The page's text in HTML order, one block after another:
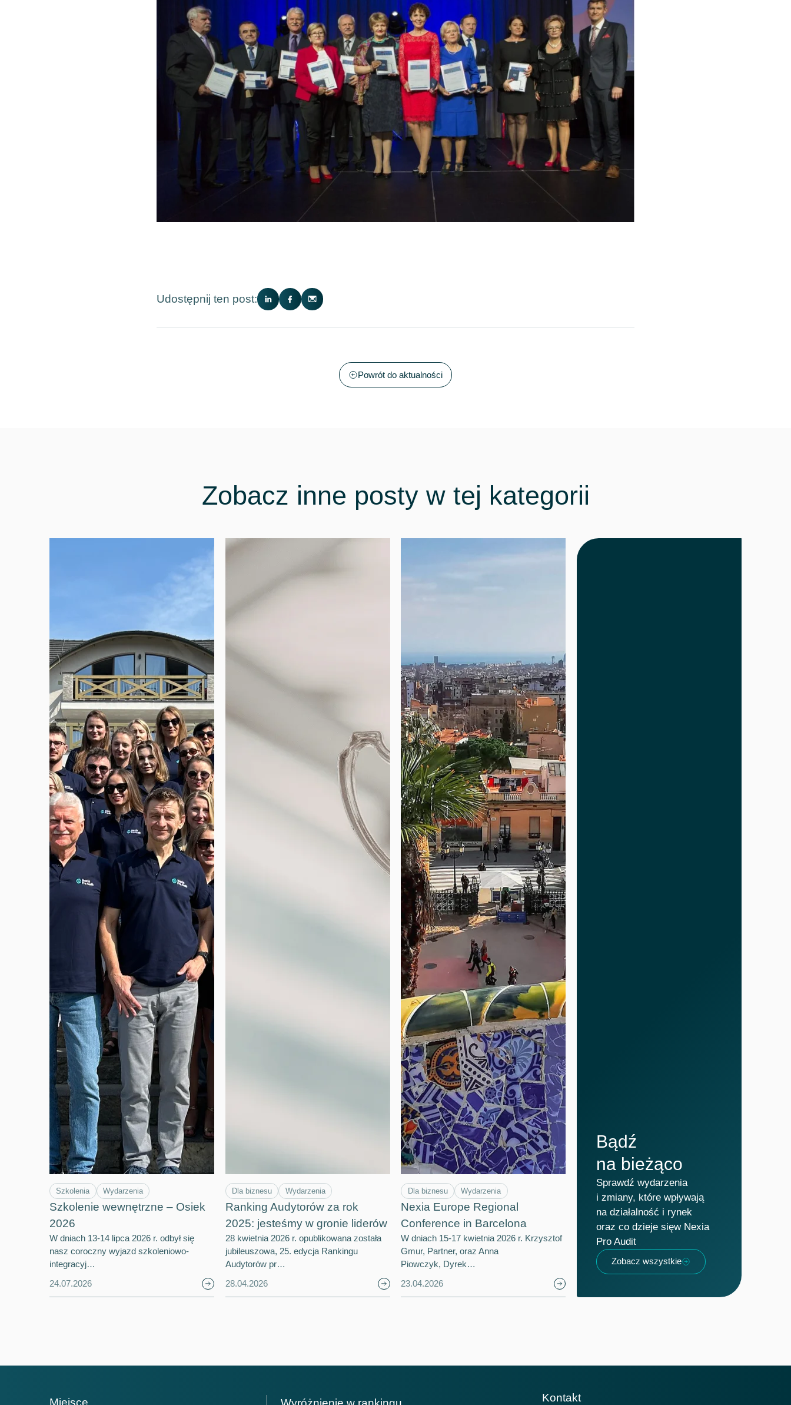
Udostępnij ten post:
Powrót do aktualności
Zobacz inne posty w tej kategorii
Szkolenia Wydarzenia
Szkolenie wewnętrzne – Osiek
2026
W dniach 13-14 lipca 2026 r. odbył się
nasz coroczny wyjazd szkoleniowo-
integracyj…
24.07.2026
Dla biznesu Wydarzenia
Ranking Audytorów za rok
2025: jesteśmy w gronie liderów
28 kwietnia 2026 r. opublikowana została
jubileuszowa, 25. edycja Rankingu
Audytorów pr…
28.04.2026
Dla biznesu Wydarzenia
Nexia Europe Regional
Conference in Barcelona
W dniach 15-17 kwietnia 2026 r. Krzysztof
Gmur, Partner, oraz Anna
Piowczyk, Dyrek…
23.04.2026
Bądź
na bieżąco
Sprawdź wydarzenia
i zmiany, które wpływają
na działalność i rynek
oraz co dzieje sięw Nexia
Pro Audit
Zobacz wszystkie
Miejsce Miejsce Kontakt